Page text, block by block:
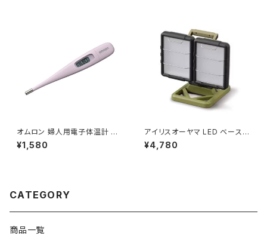
オムロン 婦人用電子体温計 M
C-6830L「予測式」/ JAN : 49
75479425998
¥1,580
アイリスオーヤマ LED ベースラ
イト 3000lm LLT-3000B-W
P / JAN : 4967576511674
¥4,780
CATEGORY
商品一覧